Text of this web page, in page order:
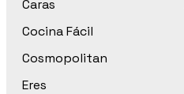
Caras
Cocina Fácil
Cosmopolitan
Eres